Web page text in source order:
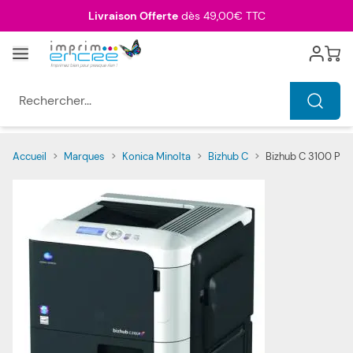
Livraison Offertedès 49,00€ TTC
Menu Cart
Accueil > Marques > Konica Minolta > Bizhub C > Bizhub C 3100 P